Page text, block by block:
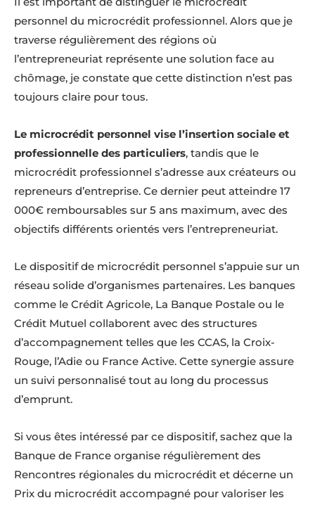
personnel du microcrédit professionnel. Alors que je
traverse régulièrement des régions où
l’entrepreneuriat représente une solution face au
chômage, je constate que cette distinction n’est pas
toujours claire pour tous.
Le microcrédit personnel vise l’insertion sociale et
professionnelle des particuliers, tandis que le
microcrédit professionnel s’adresse aux créateurs ou
repreneurs d’entreprise. Ce dernier peut atteindre 17
000€ remboursables sur 5 ans maximum, avec des
objectifs différents orientés vers l’entrepreneuriat.
Le dispositif de microcrédit personnel s’appuie sur un
réseau solide d’organismes partenaires. Les banques
comme le Crédit Agricole, La Banque Postale ou le
Crédit Mutuel collaborent avec des structures
d’accompagnement telles que les CCAS, la Croix-
Rouge, l’Adie ou France Active. Cette synergie assure
un suivi personnalisé tout au long du processus
d’emprunt.
Si vous êtes intéressé par ce dispositif, sachez que la
Banque de France organise régulièrement des
Rencontres régionales du microcrédit et décerne un
Prix du microcrédit accompagné pour valoriser les